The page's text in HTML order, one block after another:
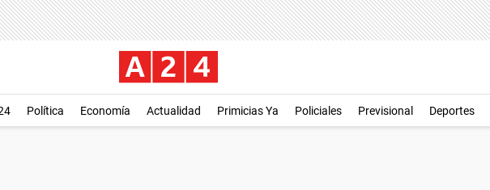
Política Economía Actualidad Primicias Ya Policiales Previsional Deportes